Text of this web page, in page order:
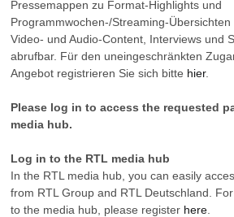
Pressemappen zu Format-Highlights und
Programmwochen-/Streaming-Übersichten
Video- und Audio-Content, Interviews und
abrufbar. Für den uneingeschränkten
Angebot registrieren Sie sich bitte hier.
Please log in to access the requested
media hub.
Log in to the RTL media hub
In the RTL media hub, you can easily
from RTL Group and RTL Deutschland.
to the media hub, please register here